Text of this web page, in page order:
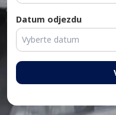
Datum odjezdu